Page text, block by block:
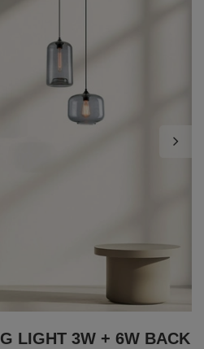
LIGHT 3W + 6W BACK